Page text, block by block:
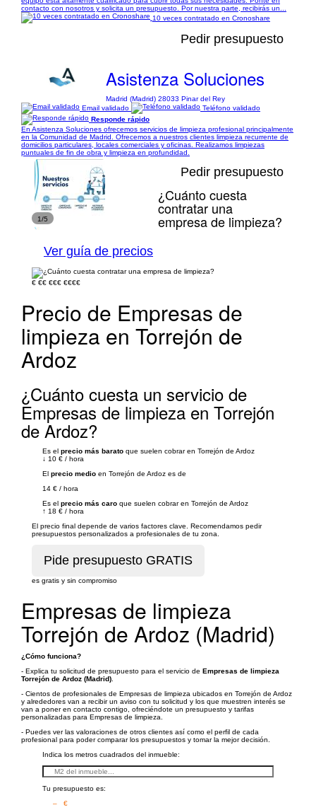
contacto con nosotros y solicita un presupuesto. Por nuestra parte, recibirás un...
10 veces contratado en Cronoshare
Pedir presupuesto
Asistenza Soluciones
Madrid (Madrid) 28033 Pinar del Rey
Email validado
Teléfono validado
Responde rápido
En Asistenza Soluciones ofrecemos servicios de limpieza profesional principalmente
en la Comunidad de Madrid. Ofrecemos a nuestros clientes limpieza recurrente de
domicilios particulares, locales comerciales y oficinas. Realizamos limpiezas
puntuales de fin de obra y limpieza en profundidad.
1/5
Pedir presupuesto
¿Cuánto cuesta
contratar una
empresa de limpieza?
Ver guía de precios
€ €€ €€€ €€€€
Precio de Empresas de
limpieza en Torrejón de
Ardoz
¿Cuánto cuesta un servicio de
Empresas de limpieza en Torrejón
de Ardoz?
Es el precio más barato que suelen cobrar en Torrejón de Ardoz
↓ 10 € / hora
El precio medio en Torrejón de Ardoz es de
14 € / hora
Es el precio más caro que suelen cobrar en Torrejón de Ardoz
↑ 18 € / hora
El precio final depende de varios factores clave. Recomendamos pedir
presupuestos personalizados a profesionales de tu zona.
es gratis y sin compromiso
Empresas de limpieza
Torrejón de Ardoz (Madrid)
¿Cómo funciona?
- Explica tu solicitud de presupuesto para el servicio de Empresas de limpieza
Torrejón de Ardoz (Madrid)
- Cientos de profesionales de Empresas de limpieza ubicados en Torrejón de Ardoz
y alrededores van a recibir un aviso con tu solicitud y los que muestren interés se
van a poner en contacto contigo, ofreciéndote un presupuesto y tarifas
personalizadas para Empresas de limpieza.
- Puedes ver las valoraciones de otros clientes así como el perfil de cada
profesional para poder comparar los presupuestos y tomar la mejor decisión.
Indica los metros cuadrados del inmueble:
Tu presupuesto es:
– €